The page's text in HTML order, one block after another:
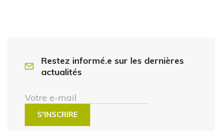
Restez informé.e sur les dernières
actualités
Votre e-mail